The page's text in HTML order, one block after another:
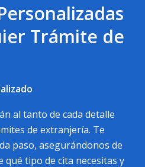
Trámite de
al tanto de cada detalle
de extranjería. Te
paso, asegurándonos de
qué tipo de cita necesitas y